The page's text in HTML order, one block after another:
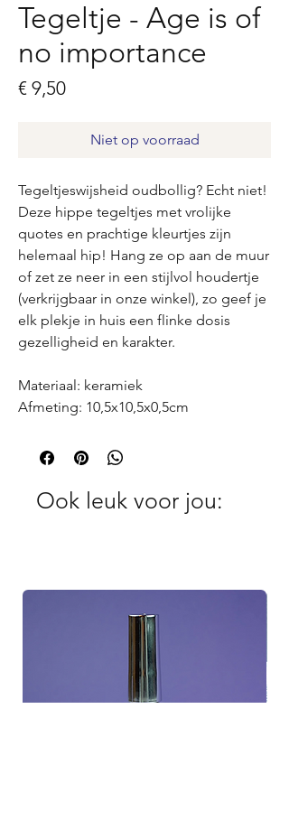
Tegeltje - Age is of
no importance
€ 9,50Prijs
Niet op voorraad
Tegeltjeswijsheid oudbollig? Echt niet!
Deze hippe tegeltjes met vrolijke
quotes en prachtige kleurtjes zijn
helemaal hip! Hang ze op aan de muur
of zet ze neer in een stijlvol houdertje
(verkrijgbaar in onze winkel), zo geef je
elk plekje in huis een flinke dosis
gezelligheid en karakter.
Materiaal: keramiek
Afmeting: 10,5x10,5x0,5cm
Ook leuk voor jou: